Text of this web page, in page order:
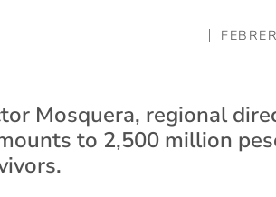
Mosquera, regional
to 2,500 million